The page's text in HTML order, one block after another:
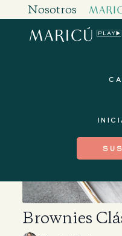
Nosotros
Brownies